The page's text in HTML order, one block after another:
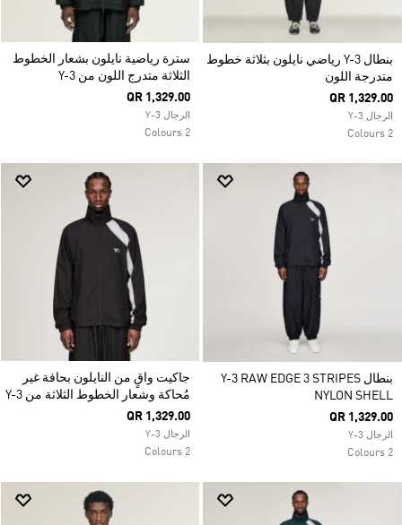
بنطال Y-3 رياضي نايلون بثلاثة خطوط
متدرجة اللون
QR 1,329.00
الرجال Y-3
2 Colours
سترة رياضية نايلون بشعار الخطوط
الثلاثة متدرج اللون من Y-3
QR 1,329.00
الرجال Y-3
2 Colours
بنطال Y-3 RAW EDGE 3 STRIPES
NYLON SHELL
QR 1,329.00
الرجال Y-3
2 Colours
جاكيت واقٍ من النايلون بحافة غير
مُحاكة وشعار الخطوط الثلاثة من Y-3
QR 1,329.00
الرجال Y-3
2 Colours